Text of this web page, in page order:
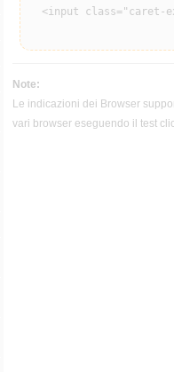
<input class="caret-
Note:
Le indicazioni dei Browser
vari browser eseguendo il test